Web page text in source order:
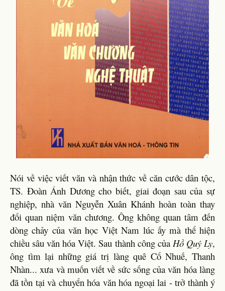
Nói về việc viết văn và nhận thức về căn cước dân tộc,
TS. Đoàn Ánh Dương cho biết, giai đoạn sau của sự
nghiệp, nhà văn Nguyễn Xuân Khánh hoàn toàn thay
đổi quan niệm văn chương. Ông không quan tâm đến
dòng chảy của văn học Việt Nam lúc ấy mà thể hiện
chiều sâu văn hóa Việt. Sau thành công của Hồ Quý Ly,
ông tìm lại những giá trị làng quê Cổ Nhuế, Thanh
Nhàn... xưa và muốn viết về sức sống của văn hóa làng
đã tồn tại và chuyển hóa văn hóa ngoại lai - trở thành ý